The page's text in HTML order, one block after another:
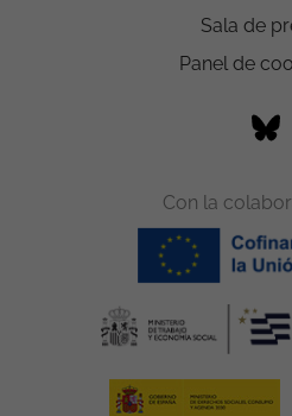
Sala de
Panel de
Con la